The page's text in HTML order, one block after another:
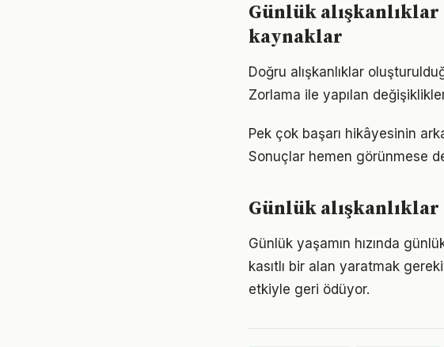
Günlük
kaynaklar
Doğru alışkanlıklar
Zorlama ile yapılan
Pek çok başarı hikâyesinin
Sonuçlar hemen görünmese
Günlük
Günlük yaşamın hızında
kasıtlı bir alan yaratmak
etkiyle geri ödüyor.